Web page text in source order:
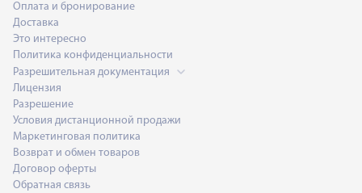
Оплата и бронирование
Доставка
Это интересно
Политика конфиденциальности
Разрешительная документация
Лицензия
Разрешение
Условия дистанционной продажи
Маркетинговая политика
Возврат и обмен товаров
Договор оферты
Обратная связь